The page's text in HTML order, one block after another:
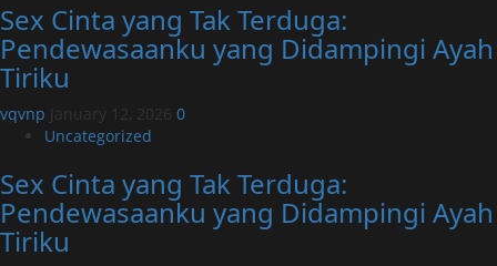
Sex Cinta yang Tak Terduga:
Pendewasaanku yang Didampingi Ayah
Tiriku
vqvnp January 12, 2026 0
Uncategorized
Sex Cinta yang Tak Terduga:
Pendewasaanku yang Didampingi Ayah
Tiriku